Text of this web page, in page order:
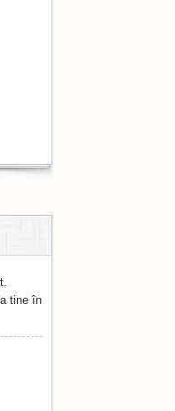
tine în